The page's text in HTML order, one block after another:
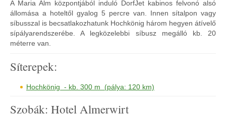
A Maria Alm központjából induló DorfJet kabinos felvonó alsó
állomása a hoteltől gyalog 5 percre van. Innen sítalpon vagy
síbusszal is becsatlakozhatunk Hochkönig három hegyen átívelő
sípályarendszerébe. A legközelebbi síbusz megálló kb. 20
méterre van.
Síterepek:
Hochkönig - kb. 300 m (pálya: 120 km)
Szobák: Hotel Almerwirt